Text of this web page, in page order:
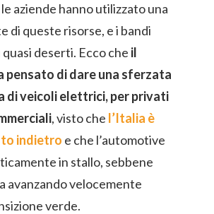
aziende hanno utilizzato una
di queste risorse, e i bandi
deserti. Ecco che il
pensato di dare una sferzata
di veicoli elettrici, per privati
, visto che l’Italia è
indietro e che l’automotive
in stallo, sebbene
avanzando velocemente
verde.